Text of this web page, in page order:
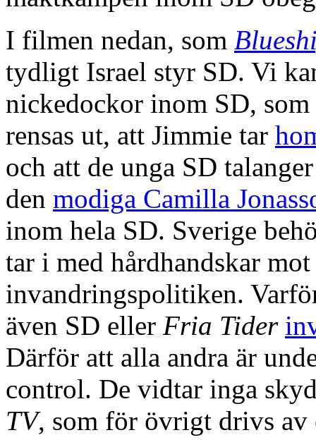
I filmen nedan, som
tydligt Israel styr SD. Vi
nickedockor inom SD,
rensas ut, att Jimmie tar
och att de unga SD
den modiga Camilla
inom hela SD. Sverige
tar i med hårdhandskar
invandringspolitiken.
även SD eller Fria Tider
Därför att alla andra är
control. De vidtar inga
TV, som för övrigt drivs av